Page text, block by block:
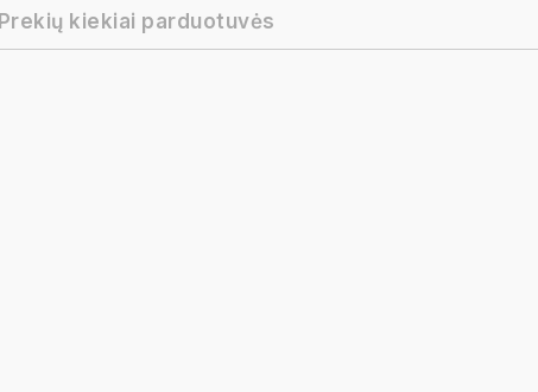
Prekių kiekiai parduotuvės